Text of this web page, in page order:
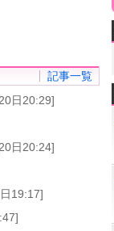
記事一覧
日20:29]
日20:24]
19:17]